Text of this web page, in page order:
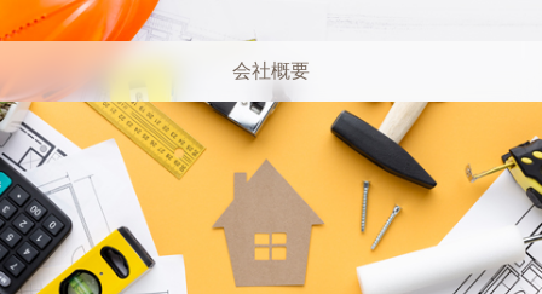
会社概要